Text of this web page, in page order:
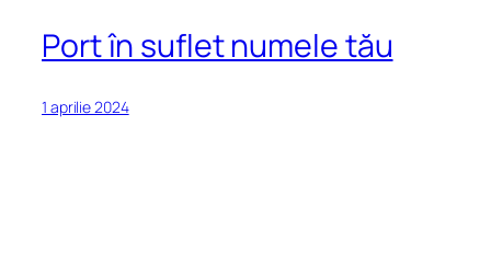
Port în suflet numele tău
1 aprilie 2024